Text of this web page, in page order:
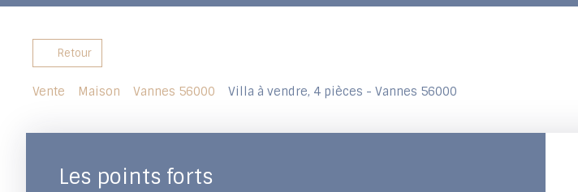
Retour
Vente Maison Vannes 56000 Villa à vendre, 4 pièces - Vannes 56000
Les points forts